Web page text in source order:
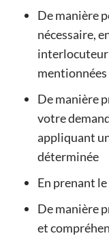
De manière
nécessaire,
interlocuteur
De manière
votre
appliquant
déterminée
En prenant
De manière
et